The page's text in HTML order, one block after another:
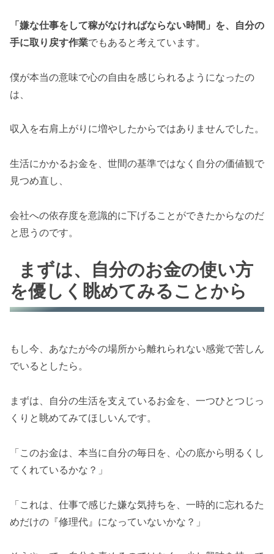
「嫌な仕事をして稼がなければならない時間」を、自分の
手に取り戻す作業でもあると考えています。
僕が本当の意味で心の自由を感じられるようになったの
は、
収入を右肩上がりに増やしたからではありませんでした。
生活にかかるお金を、世間の基準ではなく自分の価値観で
見つめ直し、
会社への依存度を意識的に下げることができたからなのだ
と思うのです。
まずは、自分のお金の使い方
を優しく眺めてみることから
もし今、あなたが今の場所から離れられない感覚で苦しん
でいるとしたら。
まずは、自分の生活を支えているお金を、一つひとつじっ
くりと眺めてみてほしいんです。
「このお金は、本当に自分の毎日を、心の底から明るくし
てくれているかな？」
「これは、仕事で感じた嫌な気持ちを、一時的に忘れるた
めだけの『修理代』になっていないかな？」